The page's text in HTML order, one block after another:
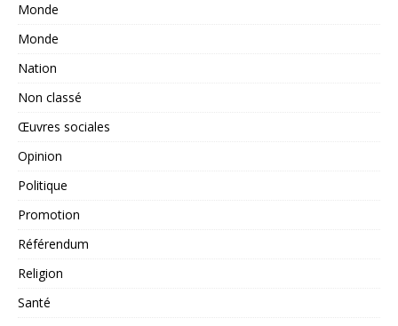
Monde
Monde
Nation
Non classé
Œuvres sociales
Opinion
Politique
Promotion
Référendum
Religion
Santé